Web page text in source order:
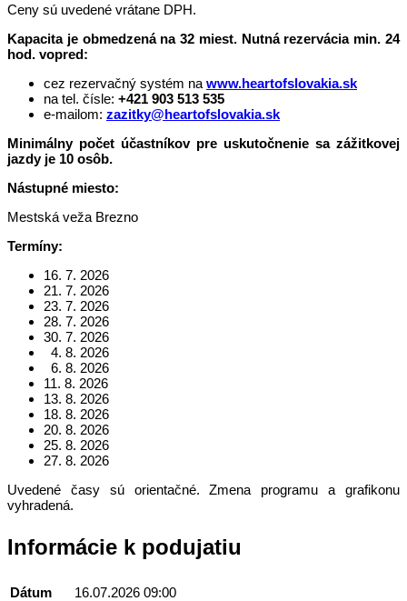
Ceny sú uvedené vrátane DPH.
Kapacita je obmedzená na 32 miest. Nutná rezervácia min. 24
hod. vopred:
cez rezervačný systém na www.heartofslovakia.sk
na tel. čísle: +421 903 513 535
e-mailom: zazitky@heartofslovakia.sk
Minimálny počet účastníkov pre uskutočnenie sa zážitkovej
jazdy je 10 osôb.
Nástupné miesto:
Mestská veža Brezno
Termíny:
16. 7. 2026
21. 7. 2026
23. 7. 2026
28. 7. 2026
30. 7. 2026
4. 8. 2026
6. 8. 2026
11. 8. 2026
13. 8. 2026
18. 8. 2026
20. 8. 2026
25. 8. 2026
27. 8. 2026
Uvedené časy sú orientačné. Zmena programu a grafikonu
vyhradená.
Informácie k podujatiu
Dátum
16.07.2026 09:00